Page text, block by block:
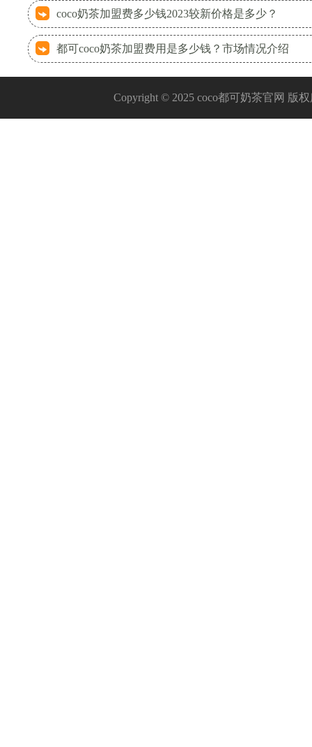
coco奶茶加盟费多少钱2023较新价格是多少？
都可coco奶茶加盟费用是多少钱？市场情况介绍
Copyright © 2025 coco都可奶茶官网 版